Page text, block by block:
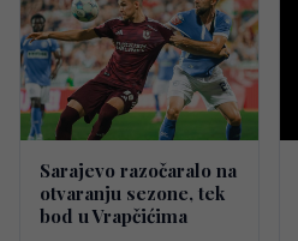
Sarajevo razočaralo na
otvaranju sezone, tek
bod u Vrapčićima